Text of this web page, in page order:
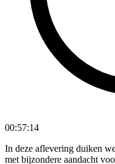
00:57:14
In deze aflevering duiken
met bijzondere aandacht